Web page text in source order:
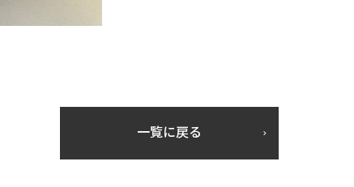
一覧に戻る